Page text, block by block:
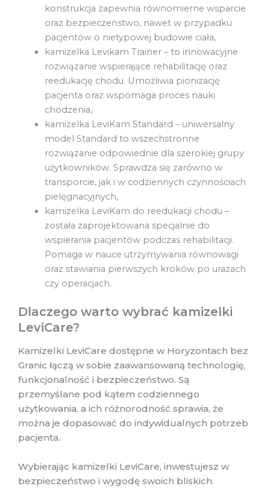
konstrukcja zapewnia równomierne wsparcie
oraz bezpieczeństwo, nawet w przypadku
pacjentów o nietypowej budowie ciała,
kamizelka Levikam Trainer – to innowacyjne
rozwiązanie wspierające rehabilitację oraz
reedukację chodu. Umożliwia pionizację
pacjenta oraz wspomaga proces nauki
chodzenia,
kamizelka LeviKam Standard – uniwersalny
model Standard to wszechstronne
rozwiązanie odpowiednie dla szerokiej grupy
użytkowników. Sprawdza się zarówno w
transporcie, jak i w codziennych czynnościach
pielęgnacyjnych,
kamizelka LeviKam do reedukacji chodu –
została zaprojektowana specjalnie do
wspierania pacjentów podczas rehabilitacji.
Pomaga w nauce utrzymywania równowagi
oraz stawiania pierwszych kroków po urazach
czy operacjach.
Dlaczego warto wybrać kamizelki
LeviCare?
Kamizelki LeviCare dostępne w Horyzontach bez
Granic łączą w sobie zaawansowaną technologię,
funkcjonalność i bezpieczeństwo. Są
przemyślane pod kątem codziennego
użytkowania, a ich różnorodność sprawia, że
można je dopasować do indywidualnych potrzeb
pacjenta.
Wybierając kamizelki LeviCare, inwestujesz w
bezpieczeństwo i wygodę swoich bliskich.